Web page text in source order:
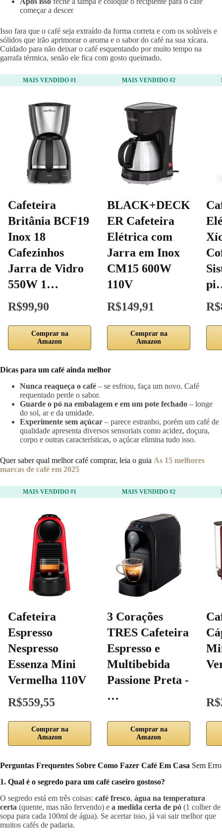
começar a descer
Isso fara que o café seja extraído da forma correta e com os solúveis e
sólidos que irão aprimorar o aroma e o sabor do café na sua xícara.
Cuidado para não deixar o café esquentando por muito tempo na
garrafa térmica, senão ele fica com gosto queimado.
MAIS VENDIDO #1
Cafeteira
Britânia BCF19
Inox 18
Cafezinhos
Jarra de Vidro
550W 1…
R$99,90
Comprar na
Amazon
MAIS VENDIDO #2
BLACK+DECK
ER Cafeteira
Elétrica com
Jarra em Inox
CM15 ‎600W
110V
R$149,91
Comprar na
Amazon
Dicas para um café ainda melhor
Nunca reaqueça o café – se esfriou, faça um novo. Café
requentado perde o sabor.
Guarde o pó na embalagem e em um pote fechado – longe
do sol, ar e da umidade.
Experimente sem açúcar – parece estranho, porém um café de
qualidade apresenta diversos sensoriais como acidez, doçura,
corpo e outras características, o açúcar elimina tudo isso.
Quer saber qual melhor café comprar, leia o guia As 15 melhores
marcas de café em 2025
MAIS VENDIDO #1
Cafeteira
Espresso
Nespresso
Essenza Mini
Vermelha 110V
R$559,55
Comprar na
Amazon
MAIS VENDIDO #2
3 Corações
TRES Cafeteira
Espresso e
Multibebida
Passione Preta -
…
Comprar na
Amazon
Perguntas Frequentes Sobre Como Fazer Café Em Casa Sem Erro
1. Qual é o segredo para um café caseiro gostoso?
O segredo está em três coisas: café fresco, água na temperatura
certa (quente, mas não fervendo) e a medida certa de pó (1 colher de
sopa para cada 100ml de água). Se acertar isso, já vai sair melhor que
muitos cafés de padaria.